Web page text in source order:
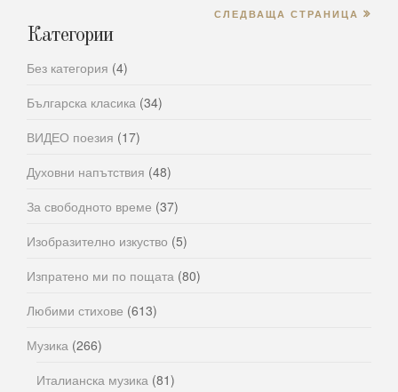
СЛЕДВАЩА СТРАНИЦА
Категории
Без категория (4)
Българска класика (34)
ВИДЕО поезия (17)
Духовни напътствия (48)
За свободното време (37)
Изобразително изкуство (5)
Изпратено ми по пощата (80)
Любими стихове (613)
Музика (266)
Италианска музика (81)